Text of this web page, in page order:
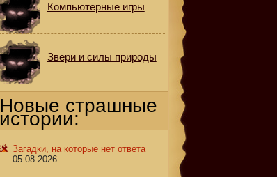
Компьютерные игры
Звери и силы природы
Новые страшные
истории:
Загадки, на которые нет ответа
05.08.2026